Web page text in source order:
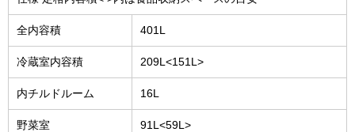
全内容積 401L
冷蔵室内容積 209L<151L>
内チルドルーム 16L
野菜室 91L<59L>